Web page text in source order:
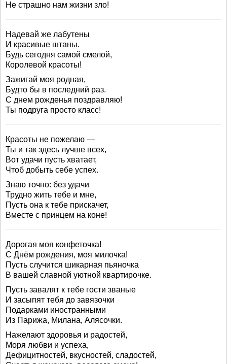
Не страшно нам жизни зло!
Надевай же лабутены
И красивые штаны.
Будь сегодня самой смелой,
Королевой красоты!
Зажигай моя родная,
Будто бы в последний раз.
С днем рожденья поздравляю!
Ты подруга просто класс!
Красоты не пожелаю —
Ты и так здесь лучше всех,
Вот удачи пусть хватает,
Чтоб добыть себе успех.
Знаю точно: без удачи
Трудно жить тебе и мне,
Пусть она к тебе прискачет,
Вместе с принцем на коне!
Дорогая моя конфеточка!
С Днём рождения, моя милочка!
Пусть случится шикарная пьяночка
В вашей славной уютной квартирочке.
Пусть завалят к тебе гости званые
И засыпят тебя до завязочки
Подарками иностранными
Из Парижа, Милана, Алясочки.
Нажелают здоровья и радостей,
Моря любви и успеха,
Дефицитностей, вкусностей, сладостей,